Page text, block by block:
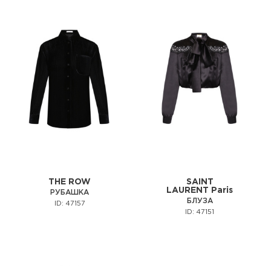
THE ROW
РУБАШКА
ID: 47157
SAINT
LAURENT Paris
БЛУЗА
ID: 47151